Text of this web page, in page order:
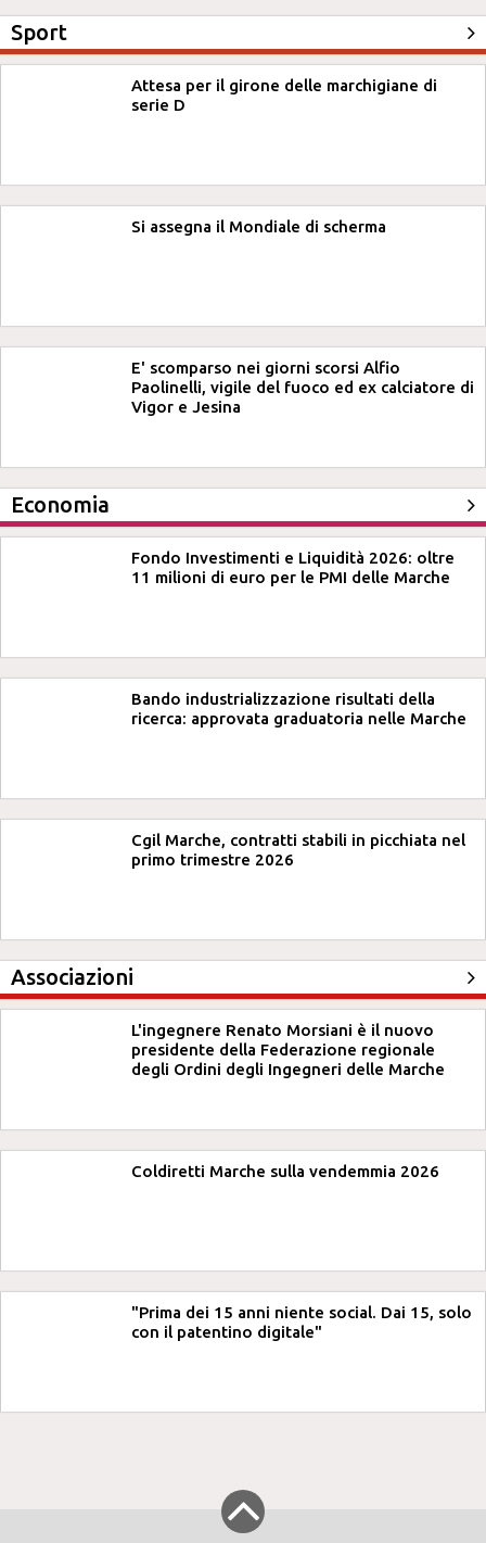
Sport
Attesa per il girone delle marchigiane di
serie D
Si assegna il Mondiale di scherma
E' scomparso nei giorni scorsi Alfio
Paolinelli, vigile del fuoco ed ex calciatore di
Vigor e Jesina
Economia
Fondo Investimenti e Liquidità 2026: oltre
11 milioni di euro per le PMI delle Marche
Bando industrializzazione risultati della
ricerca: approvata graduatoria nelle Marche
Cgil Marche, contratti stabili in picchiata nel
primo trimestre 2026
Associazioni
L'ingegnere Renato Morsiani è il nuovo
presidente della Federazione regionale
degli Ordini degli Ingegneri delle Marche
Coldiretti Marche sulla vendemmia 2026
"Prima dei 15 anni niente social. Dai 15, solo
con il patentino digitale"